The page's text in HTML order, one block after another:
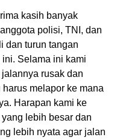
kasih banyak
polisi, TNI, dan
dan turun tangan
Selama ini kami
rusak dan
melapor ke mana
Harapan kami ke
lebih besar dan
lebih nyata agar jalan